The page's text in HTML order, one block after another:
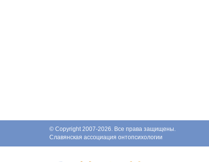
© Copyright 2007-2026. Все права защищены.
Славянская ассоциация онтопсихологии